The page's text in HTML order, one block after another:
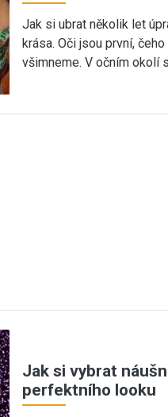
Jak si ubrat několik let
krása. Oči jsou první,
všimneme. V očním okolí
Jak si vybrat
perfektního looku